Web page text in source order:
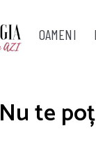
OAMENI
Nu te